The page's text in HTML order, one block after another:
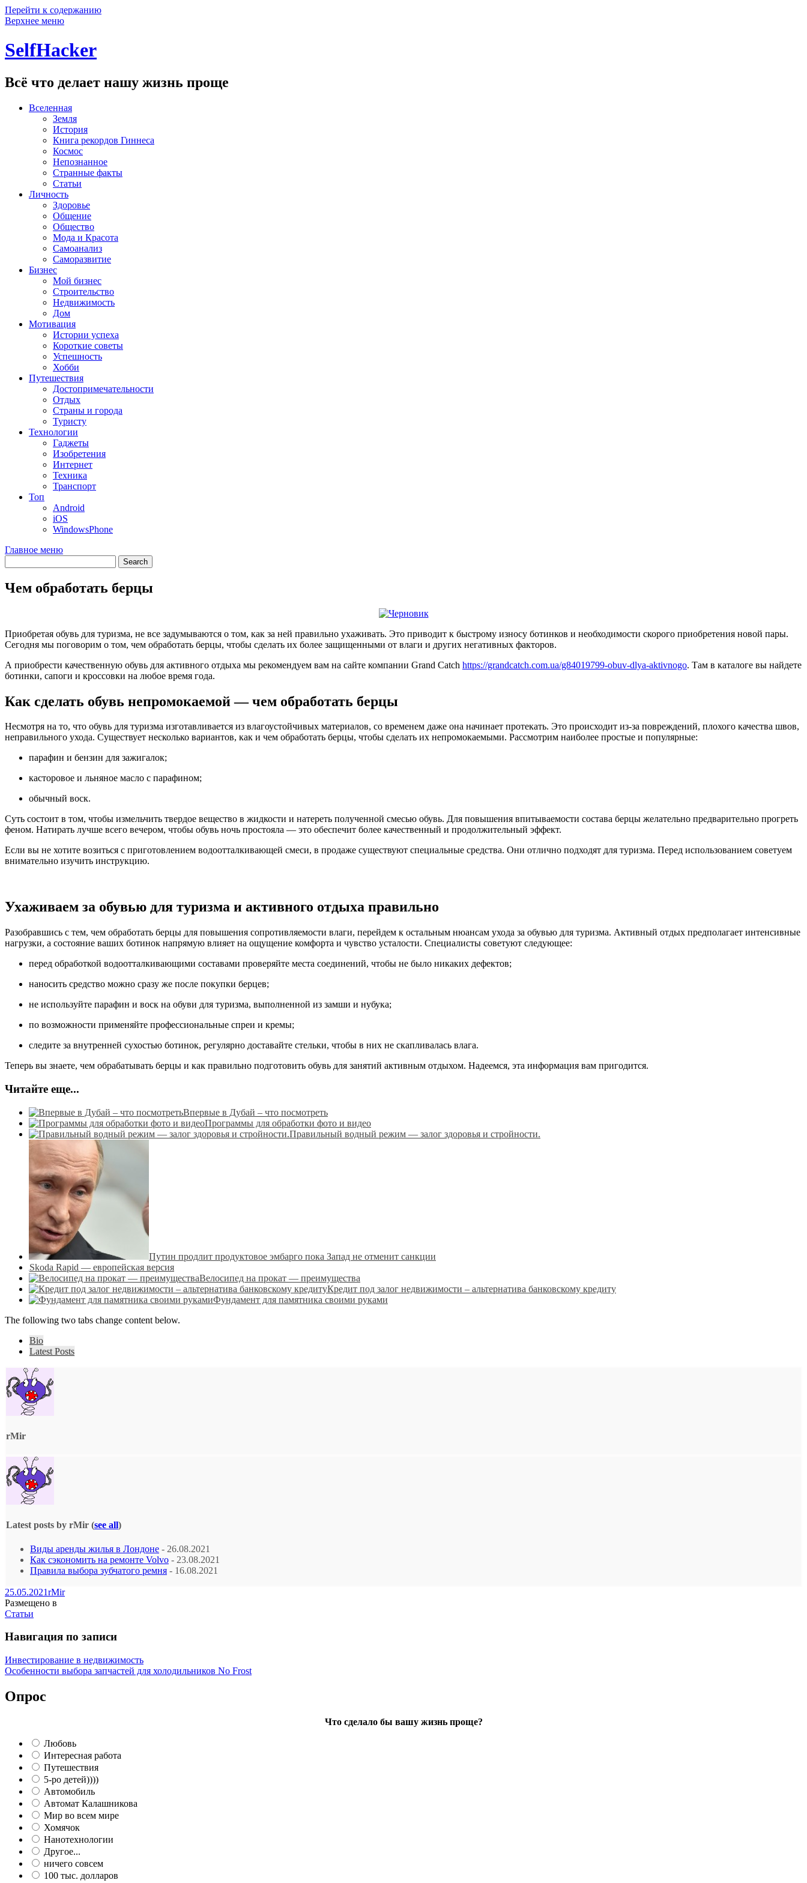
Перейти к содержанию
Верхнее меню
SelfHacker
Всё что делает нашу жизнь проще
Вселенная
Земля
История
Книга рекордов Гиннеса
Космос
Непознанное
Странные факты
Статьи
Личность
Здоровье
Общение
Общество
Мода и Красота
Самоанализ
Саморазвитие
Бизнес
Мой бизнес
Строительство
Недвижимость
Дом
Мотивация
Истории успеха
Короткие советы
Успешность
Хобби
Путешествия
Достопримечательности
Отдых
Страны и города
Туристу
Технологии
Гаджеты
Изобретения
Интернет
Техника
Транспорт
Топ
Android
iOS
WindowsPhone
Главное меню
Чем обработать берцы
Приобретая обувь для туризма, не все задумываются о том, как за ней правильно ухаживать. Это приводит к быстрому износу ботинков и необходимости скорого приобретения новой пары.
Сегодня мы поговорим о том, чем обработать берцы, чтобы сделать их более защищенными от влаги и других негативных факторов.
А приобрести качественную обувь для активного отдыха мы рекомендуем вам на сайте компании Grand Catch https://grandcatch.com.ua/g84019799-obuv-dlya-aktivnogo. Там в каталоге вы найдете
ботинки, сапоги и кроссовки на любое время года.
Как сделать обувь непромокаемой — чем обработать берцы
Несмотря на то, что обувь для туризма изготавливается из влагоустойчивых материалов, со временем даже она начинает протекать. Это происходит из-за повреждений, плохого качества швов,
неправильного ухода. Существует несколько вариантов, как и чем обработать берцы, чтобы сделать их непромокаемыми. Рассмотрим наиболее простые и популярные:
парафин и бензин для зажигалок;
касторовое и льняное масло с парафином;
обычный воск.
Суть состоит в том, чтобы измельчить твердое вещество в жидкости и натереть полученной смесью обувь. Для повышения впитываемости состава берцы желательно предварительно прогреть
феном. Натирать лучше всего вечером, чтобы обувь ночь простояла — это обеспечит более качественный и продолжительный эффект.
Если вы не хотите возиться с приготовлением водоотталкивающей смеси, в продаже существуют специальные средства. Они отлично подходят для туризма. Перед использованием советуем
внимательно изучить инструкцию.
Ухаживаем за обувью для туризма и активного отдыха правильно
Разобравшись с тем, чем обработать берцы для повышения сопротивляемости влаги, перейдем к остальным нюансам ухода за обувью для туризма. Активный отдых предполагает интенсивные
нагрузки, а состояние ваших ботинок напрямую влияет на ощущение комфорта и чувство усталости. Специалисты советуют следующее:
перед обработкой водоотталкивающими составами проверяйте места соединений, чтобы не было никаких дефектов;
наносить средство можно сразу же после покупки берцев;
не используйте парафин и воск на обуви для туризма, выполненной из замши и нубука;
по возможности применяйте профессиональные спреи и кремы;
следите за внутренней сухостью ботинок, регулярно доставайте стельки, чтобы в них не скапливалась влага.
Теперь вы знаете, чем обрабатывать берцы и как правильно подготовить обувь для занятий активным отдыхом. Надеемся, эта информация вам пригодится.
Читайте еще...
Впервые в Дубай – что посмотреть
Программы для обработки фото и видео
Правильный водный режим — залог здоровья и стройности.
Путин продлит продуктовое эмбарго пока Запад не отменит санкции
Skoda Rapid — европейская версия
Велосипед на прокат — преимущества
Кредит под залог недвижимости – альтернатива банковскому кредиту
Фундамент для памятника своими руками
The following two tabs change content below.
Bio
Latest Posts
rMir
Latest posts by rMir (see all)
Виды аренды жилья в Лондоне - 26.08.2021
Как сэкономить на ремонте Volvo - 23.08.2021
Правила выбора зубчатого ремня - 16.08.2021
25.05.2021rMir
Размещено в
Статьи
Навигация по записи
Инвестирование в недвижимость
Особенности выбора запчастей для холодильников No Frost
Опрос
Что сделало бы вашу жизнь проще?
Любовь
Интересная работа
Путешествия
5-ро детей))))
Автомобиль
Автомат Калашникова
Мир во всем мире
Хомячок
Нанотехнологии
Другое...
ничего совсем
100 тыс. долларов